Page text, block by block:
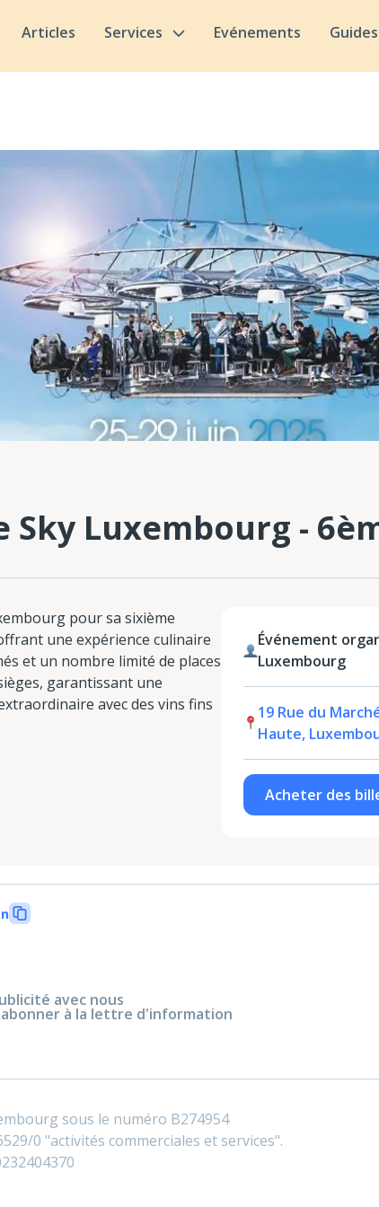
Articles Services Evénements Guides
Sky Luxembourg -
pour sa sixième
une expérience culinaire
et un nombre limité de places
garantissant une
avec des vins fins
Événement
Luxembourg
19 Rue du
Haute,
Acheter des
avec nous
à la lettre d'information
sous le numéro B274954
0 "activités commerciales et services".